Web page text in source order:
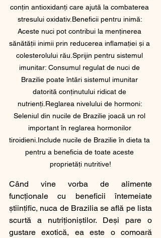
conțin antioxidanți care ajută la combaterea
stresului oxidativ.Beneficii pentru inimă:
Aceste nuci pot contribui la menținerea
sănătății inimii prin reducerea inflamației și a
colesterolului rău.Sprijin pentru sistemul
imunitar: Consumul regulat de nuci de
Brazilie poate întări sistemul imunitar
datorită conținutului ridicat de
nutrienți.Reglarea nivelului de hormoni:
Seleniul din nucile de Brazilie joacă un rol
important în reglarea hormonilor
tiroidieni.Include nucile de Brazilie în dieta ta
pentru a beneficia de toate aceste
proprietăți nutritive!
Când vine vorba de alimente
funcționale cu beneficii întemeiate
științific, nuca de Brazilia se află pe lista
scurtă a nutriționiștilor. Deși pare o
gustare exotică, ea este o comoară